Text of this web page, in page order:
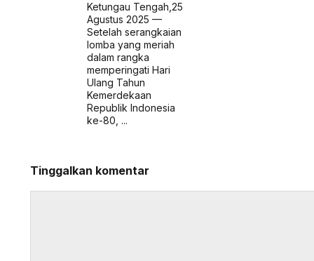
Ketungau Tengah,25
Agustus 2025 —
Setelah serangkaian
lomba yang meriah
dalam rangka
memperingati Hari
Ulang Tahun
Kemerdekaan
Republik Indonesia
ke-80, ...
Tinggalkan komentar